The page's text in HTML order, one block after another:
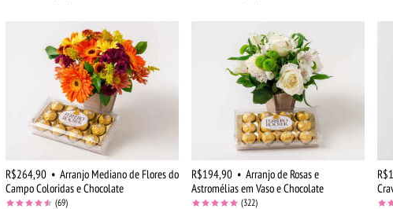
R$264,90 • Arranjo Mediano de Flores do
Campo Coloridas e Chocolate
(69)
R$194,90 • Arranjo de Rosas e
Astromélias em Vaso e Chocolate
(322)